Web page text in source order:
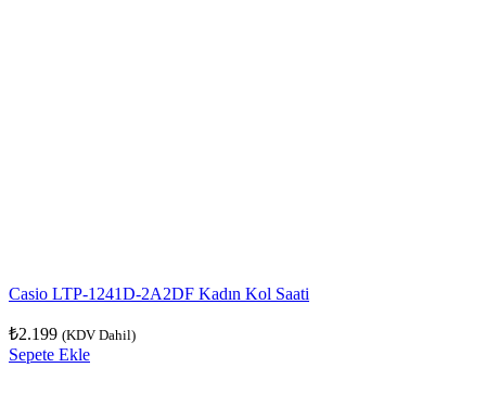
Casio LTP-1241D-2A2DF Kadın Kol Saati
₺2.199 (KDV Dahil)
Sepete Ekle